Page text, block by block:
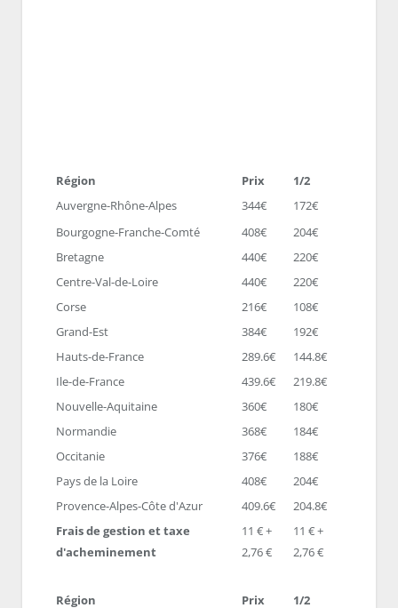
Région Prix
1/2
Auvergne-Rhône-Alpes
344€
172€
Bourgogne-Franche-Comté
408€
204€
Bretagne
440€
220€
Centre-Val-de-Loire
440€
220€
Corse
216€
108€
Grand-Est
384€
192€
Hauts-de-France
289.6€
144.8€
Ile-de-France
439.6€
219.8€
Nouvelle-Aquitaine
360€
180€
Normandie
368€
184€
Occitanie
376€
188€
Pays de la Loire
408€
204€
Provence-Alpes-Côte d'Azur
409.6€
204.8€
Frais de gestion et taxe
d'acheminement
11 € +
2,76 €
11 € +
2,76 €
Région Prix 1/2